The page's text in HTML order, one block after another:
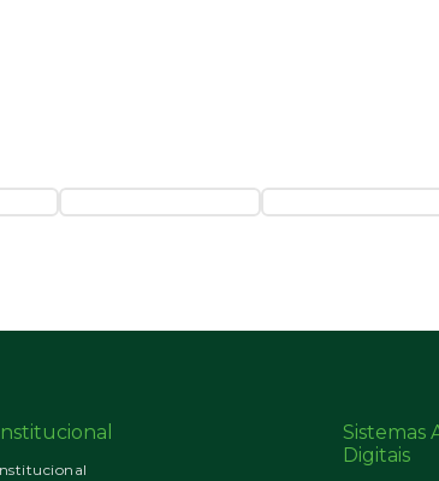
Institucional
Sistemas
Digitais